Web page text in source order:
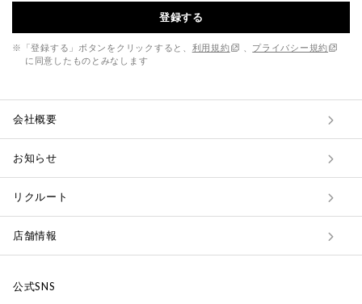
登録する
※「登録する」ボタンをクリックすると、 利用規約
プライバシー規約
に同意したものとみなします
会社概要
お知らせ
リクルート
店舗情報
公式SNS